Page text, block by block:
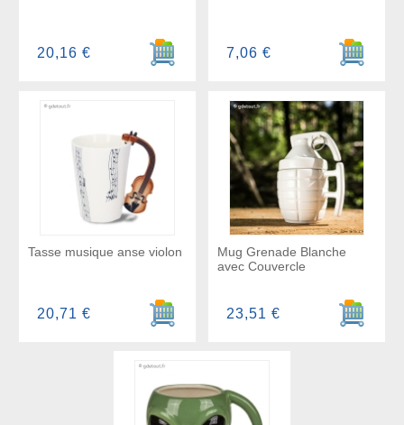
Ajouter au panier
20,16 €
Ajouter
7,06 €
Tasse musique anse violon
Ajouter au panier
20,71 €
Mug Grenade Blanche
avec Couvercle
Ajouter
23,51 €